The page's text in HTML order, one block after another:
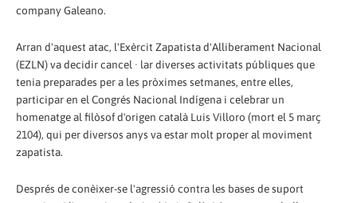
company Galeano.
Arran d'aquest atac, l'Exèrcit Zapatista d'Alliberament Nacional
(EZLN) va decidir cancel · lar diverses activitats públiques que
tenia preparades per a les pròximes setmanes, entre elles,
participar en el Congrés Nacional Indígena i celebrar un
homenatge al filòsof d'origen català Luis Villoro (mort el 5 març
2104), qui per diversos anys va estar molt proper al moviment
zapatista.
Després de conèixer-se l'agressió contra les bases de suport